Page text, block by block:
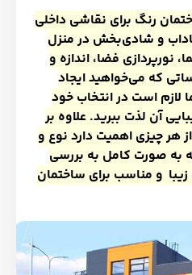
رنگ برای نقاشی داخلی
و شادی‌بخش در منزل
نورپردازی فضا، اندازه و
که می‌خواهید ایجاد
لازم است در انتخاب خود
آن لذت ببرید. علاوه بر
هر چیزی اهمیت دارد نوع و
به صورت کامل به بررسی
و مناسب برای ساختمان